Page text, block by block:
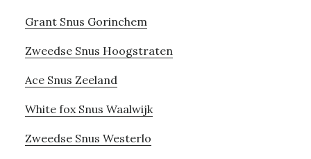
Grant Snus Gorinchem
Zweedse Snus Hoogstraten
Ace Snus Zeeland
White fox Snus Waalwijk
Zweedse Snus Westerlo